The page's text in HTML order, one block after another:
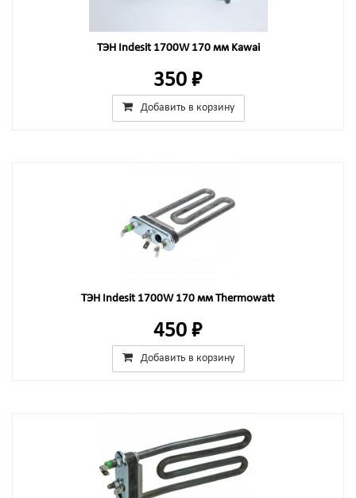
ТЭН Indesit 1700W 170 мм Kawai
350 ₽
Добавить в корзину
ТЭН Indesit 1700W 170 мм Thermowatt
450 ₽
Добавить в корзину